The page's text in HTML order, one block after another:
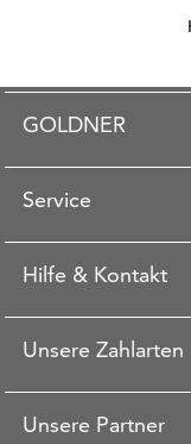
GOLDNER
Service
Hilfe & Kontakt
Unsere Zahlarten
Unsere Partner